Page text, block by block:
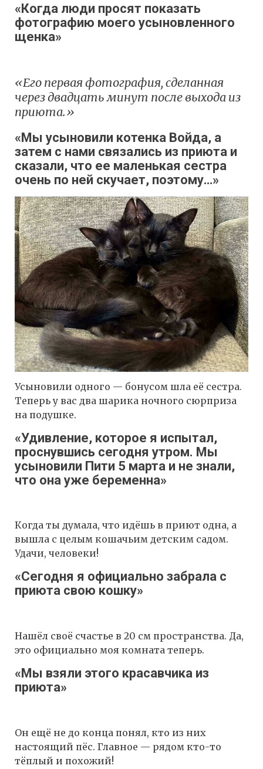
«Когда люди просят показать
фотографию моего усыновленного
щенка»
«Его первая фотография, сделанная
через двадцать минут после выхода из
приюта.»
«Мы усыновили котенка Войда, а
затем с нами связались из приюта и
сказали, что ее маленькая сестра
очень по ней скучает, поэтому…»
Усыновили одного — бонусом шла её сестра.
Теперь у вас два шарика ночного сюрприза
на подушке.
«Удивление, которое я испытал,
проснувшись сегодня утром. Мы
усыновили Пити 5 марта и не знали,
что она уже беременна»
Когда ты думала, что идёшь в приют одна, а
вышла с целым кошачьим детским садом.
Удачи, человеки!
«Сегодня я официально забрала с
приюта свою кошку»
Нашёл своё счастье в 20 см пространства. Да,
это официально моя комната теперь.
«Мы взяли этого красавчика из
приюта»
Он ещё не до конца понял, кто из них
настоящий пёс. Главное — рядом кто-то
тёплый и похожий!